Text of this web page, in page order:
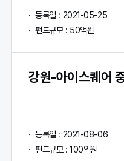
등록일 : 2021-05-25
펀드규모 : 50억원
강원-아이스퀘어
등록일 : 2021-08-06
펀드규모 : 100억원